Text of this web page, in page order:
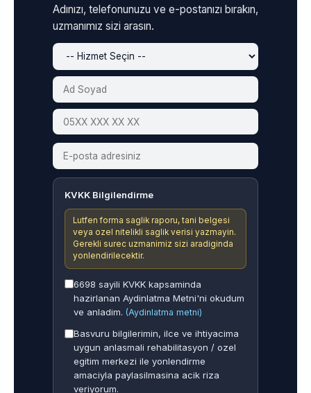
Adınızı, telefonunuzu ve e-postanızı bırakın,
uzmanımız sizi arasın.
KVKK Bilgilendirme
Lutfen forma saglik raporu, tani belgesi
veya ozel nitelikli saglik verisi yazmayin.
Gerekli surec uzmanimiz sizi aradiginda
yonlendirilecektir.
6698 sayili KVKK kapsaminda
hazirlanan Aydinlatma Metni'ni okudum
ve anladim. (Aydinlatma metni)
Basvuru bilgilerimin, ilce ve ihtiyacima
uygun anlasmali rehabilitasyon / ozel
egitim merkezi ile yonlendirme
amaciyla paylasilmasina acik riza
veriyorum.